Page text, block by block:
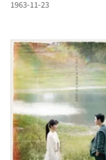
1963-11-23